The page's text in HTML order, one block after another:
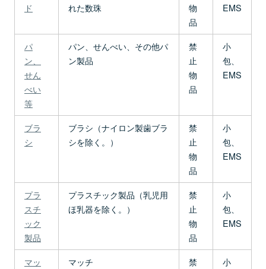
ド
れた数珠
物
品
EMS
パ
ン、
せん
べい
等
パン、せんべい、その他パ
ン製品
禁
止
物
品
小
包、
EMS
ブラ
シ
ブラシ（ナイロン製歯ブラ
シを除く。）
禁
止
物
品
小
包、
EMS
プラ
スチ
ック
製品
プラスチック製品（乳児用
ほ乳器を除く。）
禁
止
物
品
小
包、
EMS
マッ マッチ 禁 小